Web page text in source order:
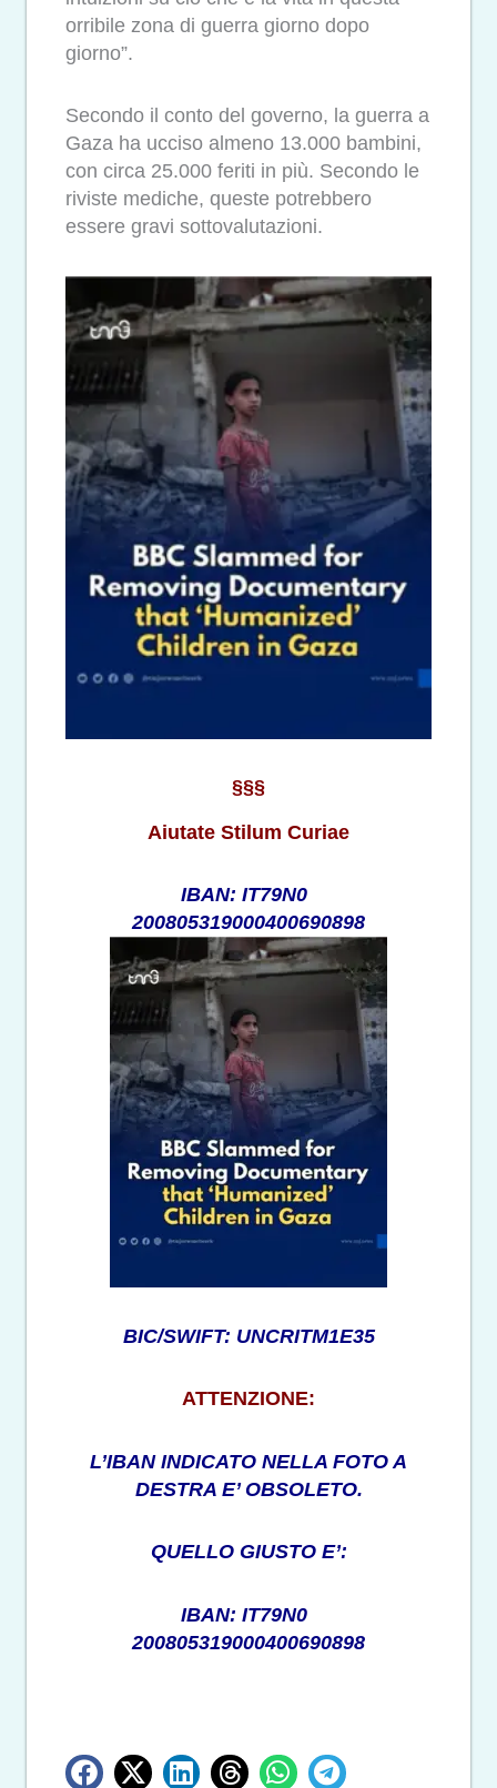
orribile zona di guerra giorno dopo
giorno”.
Secondo il conto del governo, la guerra a
Gaza ha ucciso almeno 13.000 bambini,
con circa 25.000 feriti in più. Secondo le
riviste mediche, queste potrebbero
essere gravi sottovalutazioni.
§§§
Aiutate Stilum Curiae
IBAN: IT79N0
200805319000400690898
BIC/SWIFT: UNCRITM1E35
ATTENZIONE:
L’IBAN INDICATO NELLA FOTO A
DESTRA E’ OBSOLETO.
QUELLO GIUSTO E’:
IBAN: IT79N0
200805319000400690898